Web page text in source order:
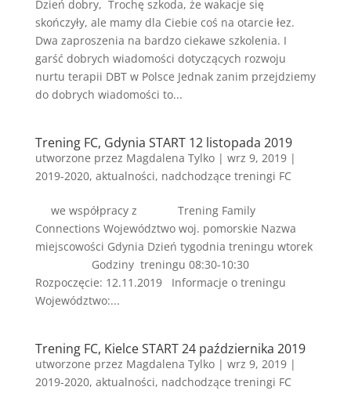
Dzień dobry, Trochę szkoda, że wakacje się
skończyły, ale mamy dla Ciebie coś na otarcie łez.
Dwa zaproszenia na bardzo ciekawe szkolenia. I
garść dobrych wiadomości dotyczących rozwoju
nurtu terapii DBT w Polsce Jednak zanim przejdziemy
do dobrych wiadomości to...
Trening FC, Gdynia START 12 listopada 2019
utworzone przez Magdalena Tylko| wrz 9, 2019|
2019-2020, aktualności, nadchodzące treningi FC
we współpracy z Trening Family
Connections Województwo woj. pomorskie Nazwa
miejscowości Gdynia Dzień tygodnia treningu wtorek
Godziny treningu 08:30-10:30
Rozpoczęcie: 12.11.2019 Informacje o treningu
Województwo:...
Trening FC, Kielce START 24 października 2019
utworzone przez Magdalena Tylko| wrz 9, 2019|
2019-2020, aktualności, nadchodzące treningi FC